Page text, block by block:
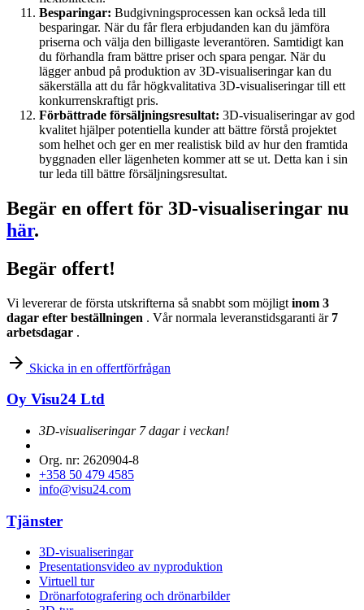
Besparingar: Budgivningsprocessen kan också leda till
besparingar. När du får flera erbjudanden kan du jämföra
priserna och välja den billigaste leverantören. Samtidigt kan
du förhandla fram bättre priser och spara pengar. När du
lägger anbud på produktion av 3D-visualiseringar kan du
säkerställa att du får högkvalitativa 3D-visualiseringar till ett
konkurrenskraftigt pris.
Förbättrade försäljningsresultat: 3D-visualiseringar av god
kvalitet hjälper potentiella kunder att bättre förstå projektet
som helhet och ger en mer realistisk bild av hur den framtida
byggnaden eller lägenheten kommer att se ut. Detta kan i sin
tur leda till bättre försäljningsresultat.
Begär en offert för 3D-visualiseringar nu
här.
Begär offert!
Vi levererar de första utskrifterna så snabbt som möjligt inom 3
dagar efter beställningen . Vår normala leveranstidsgaranti är 7
arbetsdagar .
Skicka in en offertförfrågan
Oy Visu24 Ltd
3D-visualiseringar 7 dagar i veckan!
Org. nr: 2620904-8
+358 50 479 4585
info@visu24.com
Tjänster
3D-visualiseringar
Presentationsvideo av nyproduktion
Virtuell tur
Drönarfotografering och drönarbilder